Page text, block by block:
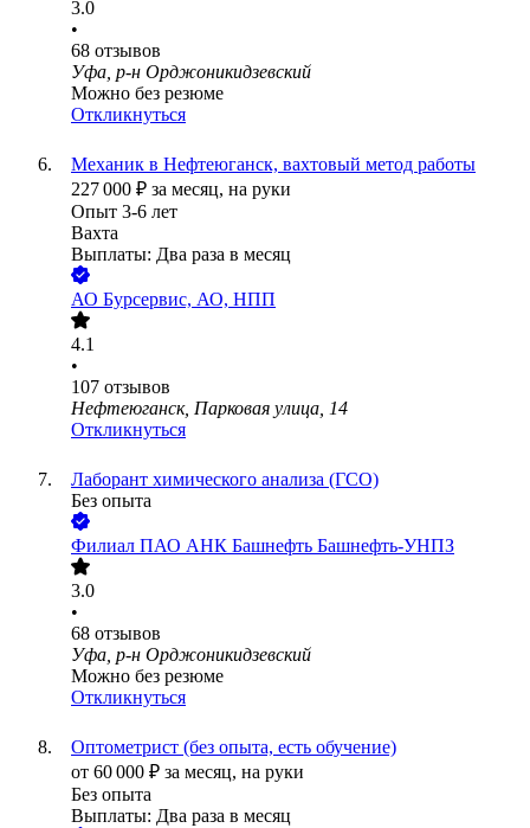
3.0
•
68 отзывов
Уфа, р-н Орджоникидзевский
Можно без резюме
Откликнуться
Механик в Нефтеюганск, вахтовый метод работы
227 000 ₽ за месяц, на руки
Опыт 3-6 лет
Вахта
Выплаты: Два раза в месяц
АО Бурсервис, АО, НПП
4.1
•
107 отзывов
Нефтеюганск, Парковая улица, 14
Откликнуться
Лаборант химического анализа (ГСО)
Без опыта
Филиал ПАО АНК Башнефть Башнефть-УНПЗ
3.0
•
68 отзывов
Уфа, р-н Орджоникидзевский
Можно без резюме
Откликнуться
Оптометрист (без опыта, есть обучение)
от 60 000 ₽ за месяц, на руки
Без опыта
Выплаты: Два раза в месяц